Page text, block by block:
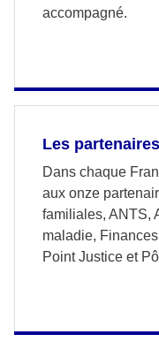
accompagné.
Les
Dans chaque
aux onze
familiales, ANTS,
maladie,
Point Justice et